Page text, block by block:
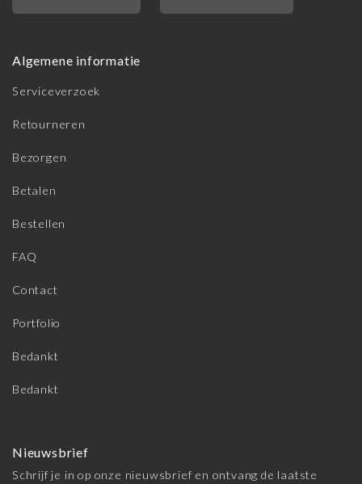
Algemene informatie
Serviceverzoek
Retourneren
Bezorgen
Betalen
Bestellen
FAQ
Contact
Portfolio
Bedankt
Bedankt
Nieuwsbrief
Schrijf je in op onze nieuwsbrief en ontvang de laatste